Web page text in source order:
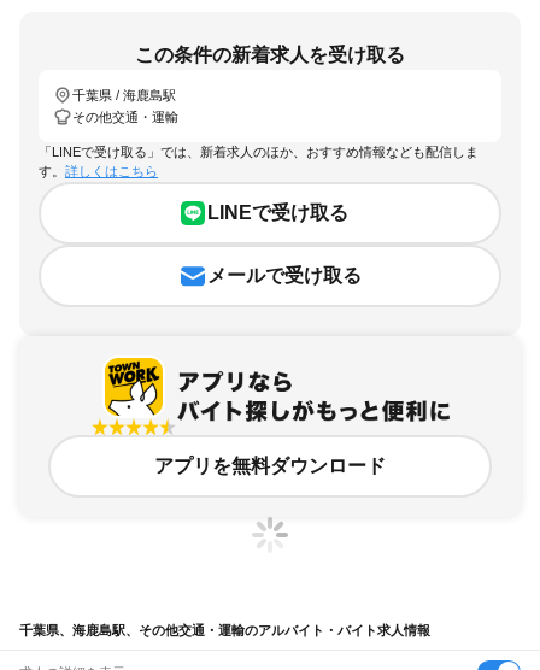
この条件の新着求人を受け取る
千葉県 / 海鹿島駅
その他交通・運輸
「LINEで受け取る」では、新着求人のほか、おすすめ情報なども配信しま
す。 詳しくはこちら
LINEで受け取る
メールで受け取る
アプリを無料ダウンロード
千葉県、海鹿島駅、その他交通・運輸のアルバイト・バイト求人情報